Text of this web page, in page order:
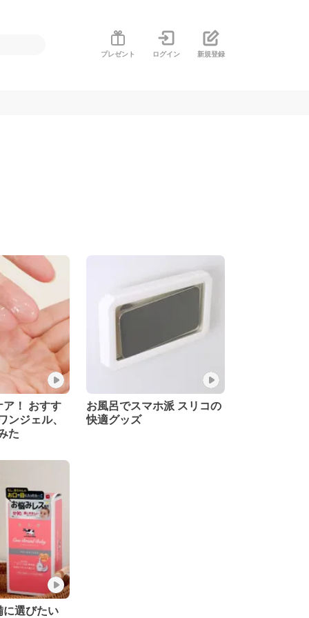
プレゼント ログイン 新規登録
ア！ おすす
ンジェル、
た
お風呂でスマホ派 スリコの
快適グッズ
に選びたい